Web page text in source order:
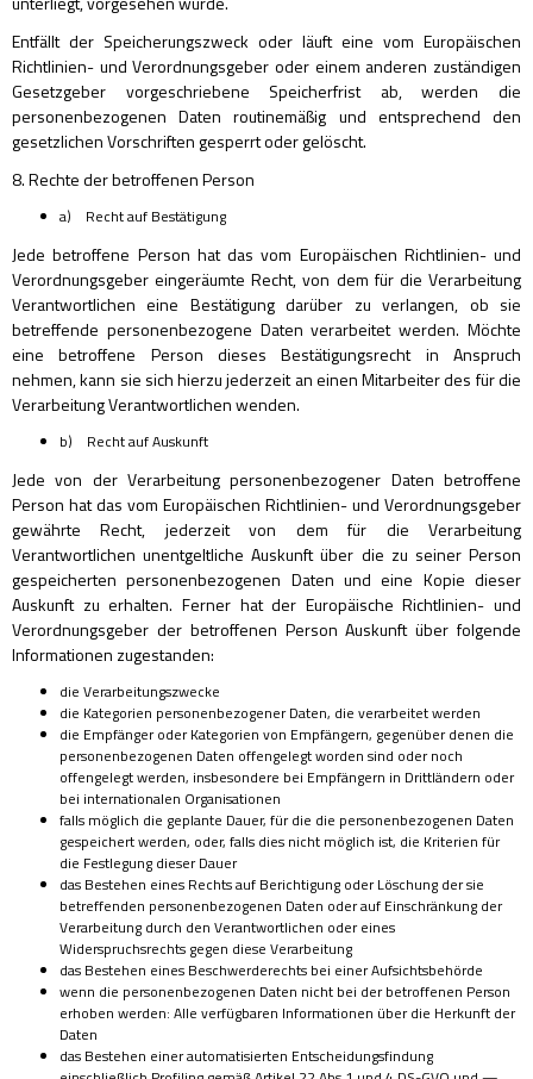
Entfällt der Speicherungszweck oder läuft eine vom Europäischen
Richtlinien- und Verordnungsgeber oder einem anderen zuständigen
Gesetzgeber vorgeschriebene Speicherfrist ab, werden die
personenbezogenen Daten routinemäßig und entsprechend den
gesetzlichen Vorschriften gesperrt oder gelöscht.
8. Rechte der betroffenen Person
a) Recht auf Bestätigung
Jede betroffene Person hat das vom Europäischen Richtlinien- und
Verordnungsgeber eingeräumte Recht, von dem für die Verarbeitung
Verantwortlichen eine Bestätigung darüber zu verlangen, ob sie
betreffende personenbezogene Daten verarbeitet werden. Möchte
eine betroffene Person dieses Bestätigungsrecht in Anspruch
nehmen, kann sie sich hierzu jederzeit an einen Mitarbeiter des für die
Verarbeitung Verantwortlichen wenden.
b) Recht auf Auskunft
Jede von der Verarbeitung personenbezogener Daten betroffene
Person hat das vom Europäischen Richtlinien- und Verordnungsgeber
gewährte Recht, jederzeit von dem für die Verarbeitung
Verantwortlichen unentgeltliche Auskunft über die zu seiner Person
gespeicherten personenbezogenen Daten und eine Kopie dieser
Auskunft zu erhalten. Ferner hat der Europäische Richtlinien- und
Verordnungsgeber der betroffenen Person Auskunft über folgende
Informationen zugestanden:
die Verarbeitungszwecke
die Kategorien personenbezogener Daten, die verarbeitet werden
die Empfänger oder Kategorien von Empfängern, gegenüber denen die
personenbezogenen Daten offengelegt worden sind oder noch
offengelegt werden, insbesondere bei Empfängern in Drittländern oder
bei internationalen Organisationen
falls möglich die geplante Dauer, für die die personenbezogenen Daten
gespeichert werden, oder, falls dies nicht möglich ist, die Kriterien für
die Festlegung dieser Dauer
das Bestehen eines Rechts auf Berichtigung oder Löschung der sie
betreffenden personenbezogenen Daten oder auf Einschränkung der
Verarbeitung durch den Verantwortlichen oder eines
Widerspruchsrechts gegen diese Verarbeitung
das Bestehen eines Beschwerderechts bei einer Aufsichtsbehörde
wenn die personenbezogenen Daten nicht bei der betroffenen Person
erhoben werden: Alle verfügbaren Informationen über die Herkunft der
Daten
das Bestehen einer automatisierten Entscheidungsfindung